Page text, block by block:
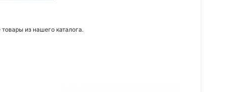
из нашего каталога.